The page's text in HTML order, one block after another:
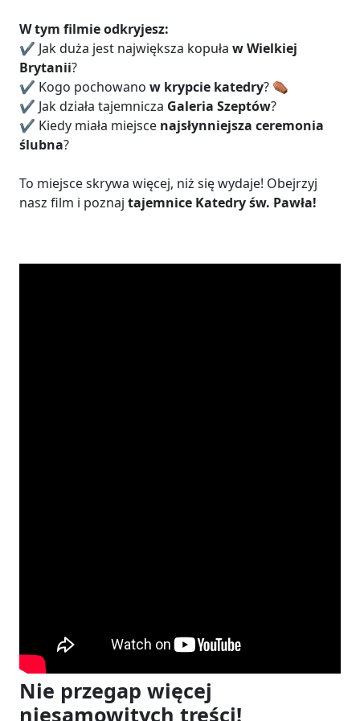
W tym filmie odkryjesz:
✔️ Jak duża jest największa kopuła w Wielkiej
Brytanii?
✔️ Kogo pochowano w krypcie katedry? ⚰️
✔️ Jak działa tajemnicza Galeria Szeptów?
✔️ Kiedy miała miejsce najsłynniejsza ceremonia
ślubna?
To miejsce skrywa więcej, niż się wydaje! Obejrzyj
nasz film i poznaj tajemnice Katedry św. Pawła!
Nie przegap więcej
niesamowitych treści!